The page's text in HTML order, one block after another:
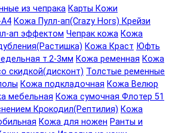
из чепрака Карты Кожи
Кожа Пулл-ап(Crazy Hors) Крейзи
ап эффектом Чепрак кожа Кожа
Кожа Краст Юфть
т.2-3мм Кожа ременная Кожа
скидкой(дисконт) Толстые ременные
Кожа подкладочная Кожа Велюр
мебельная Кожа сумочная Флотер 51
Крокодил(Рептилия) Кожа
Кожа для ножен Ранты и